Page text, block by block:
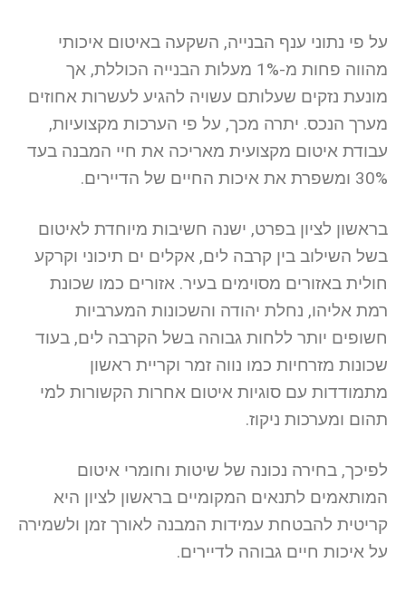
על פי נתוני ענף הבנייה, השקעה באיטום איכותי
מהווה פחות מ-1% מעלות הבנייה הכוללת, אך
מונעת נזקים שעלותם עשויה להגיע לעשרות אחוזים
מערך הנכס. יתרה מכך, על פי הערכות מקצועיות,
עבודת איטום מקצועית מאריכה את חיי המבנה בעד
30% ומשפרת את איכות החיים של הדיירים.
בראשון לציון בפרט, ישנה חשיבות מיוחדת לאיטום
בשל השילוב בין קרבה לים, אקלים ים תיכוני וקרקע
חולית באזורים מסוימים בעיר. אזורים כמו שכונת
רמת אליהו, נחלת יהודה והשכונות המערביות
חשופים יותר ללחות גבוהה בשל הקרבה לים, בעוד
שכונות מזרחיות כמו נווה זמר וקריית ראשון
מתמודדות עם סוגיות איטום אחרות הקשורות למי
תהום ומערכות ניקוז.
לפיכך, בחירה נכונה של שיטות וחומרי איטום
המותאמים לתנאים המקומיים בראשון לציון היא
קריטית להבטחת עמידות המבנה לאורך זמן ולשמירה
על איכות חיים גבוהה לדיירים.